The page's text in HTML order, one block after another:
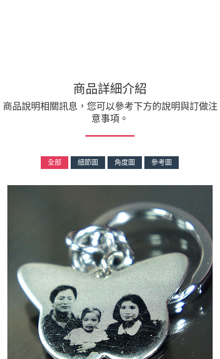
商品詳細介紹
商品說明相關訊息，您可以參考下方的說明與訂做注
意事項。
全部 細節圖 角度圖 參考圖